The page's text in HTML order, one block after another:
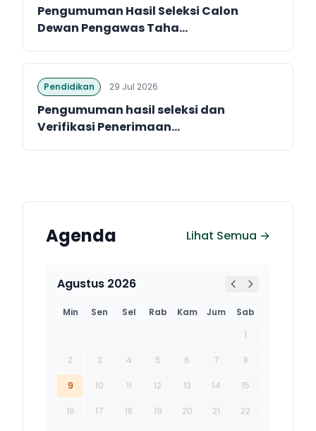
Pengumuman Hasil Seleksi Calon
Dewan Pengawas Taha...
Pendidikan 29 Jul 2026
Pengumuman hasil seleksi dan
Verifikasi Penerimaan...
Agenda Lihat Semua →
Agustus 2026
Min Sen Sel Rab Kam Jum
Sab
1
2 3 4 5 6 7 8
9 10 11 12 13 14 15
16 17 18 19 20 21 22